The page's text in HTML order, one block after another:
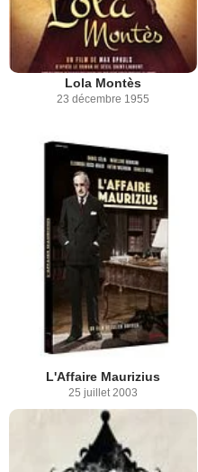
Lola Montès
23 décembre 1955
L'Affaire Maurizius
25 juillet 2003